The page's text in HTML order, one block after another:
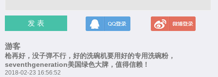
发 表
游客
枪再好，没子弹不行，好的洗碗机要用好的专用洗碗粉，
seventhgeneration美国绿色大牌，值得信赖！
2018-02-23 16:56:52